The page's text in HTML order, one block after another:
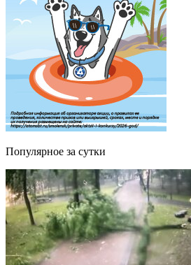
Популярное за сутки